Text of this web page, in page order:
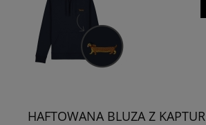
HAFTOWANA BLUZA Z